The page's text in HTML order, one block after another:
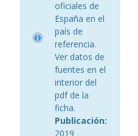
oficiales de
España en el
país de
referencia.
Ver datos de
fuentes en el
interior del
pdf de la
ficha.
Publicación:
2019